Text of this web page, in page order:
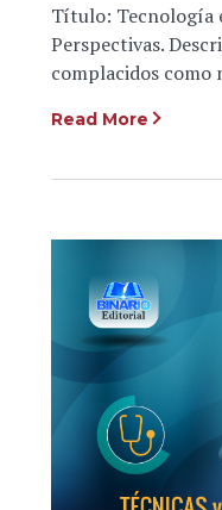
Título: Tecnología
Perspectivas.
complacidos como
Read More